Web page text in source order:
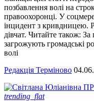
позбавлення волі на
правоохоронці. У
інцидент з кривдницею.
дівчат. Читайте також:
загрожують громадські
волі
Редакція Терміново
trending_flat